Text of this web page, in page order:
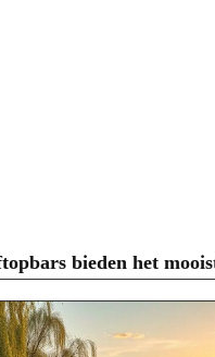
bieden het